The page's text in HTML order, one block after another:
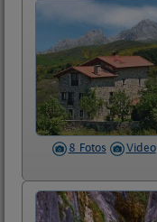
8 Fotos Video